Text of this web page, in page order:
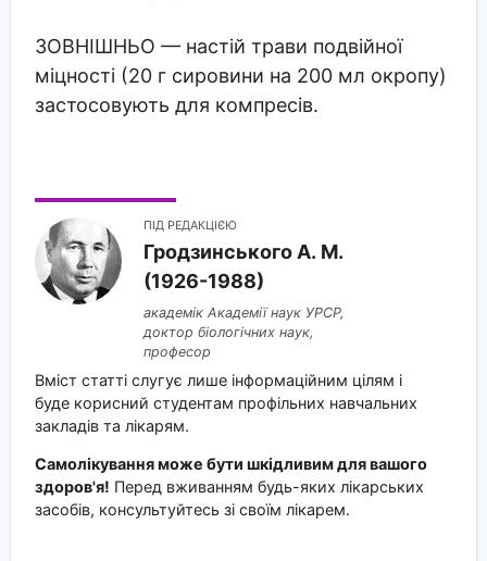
ЗОВНІШНЬО — настій трави подвійної
міцності (20 г сировини на 200 мл окропу)
застосовують для компресів.
Вміст статті слугує лише інформаційним цілям і
буде корисний студентам профільних навчальних
закладів та лікарям.
Самолікування може бути шкідливим для вашого
здоров'я! Перед вживанням будь-яких лікарських
засобів, консультуйтесь зі своїм лікарем.
ПІД РЕДАКЦІЄЮ
Гродзинського A. M.
(1926-1988)
академік Академії наук УРСР,
доктор біологічних наук,
професор